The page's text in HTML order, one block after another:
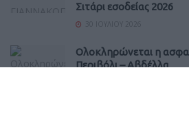
Σιτάρι εσοδείας 2026
Ολοκληρώνεται η
Περιβόλι – Αβδέλλα